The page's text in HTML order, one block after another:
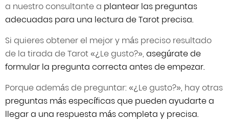
a nuestro consultante a plantear las preguntas
adecuadas para una lectura de Tarot precisa.
Si quieres obtener el mejor y más preciso resultado
de la tirada de Tarot «¿Le gusto?», asegúrate de
formular la pregunta correcta antes de empezar.
Porque además de preguntar: «¿Le gusto?», hay otras
preguntas más específicas que pueden ayudarte a
llegar a una respuesta más completa y precisa.